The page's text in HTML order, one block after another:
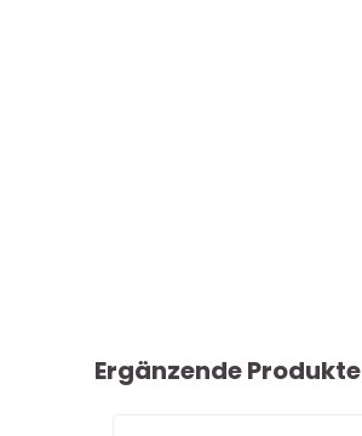
Ergänzende Produkte